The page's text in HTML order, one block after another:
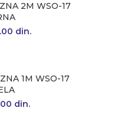
2M WSO-17
din.
1M WSO-17
din.